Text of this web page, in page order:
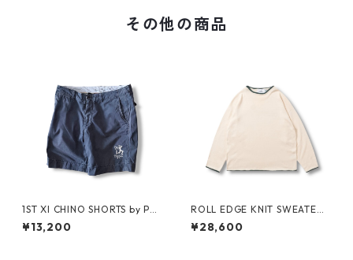
その他の商品
1ST XI CHINO SHORTS by Pol
o Ralph Lauren
¥13,200
ROLL EDGE KNIT SWEATER
by Little Yarmouth
¥28,600